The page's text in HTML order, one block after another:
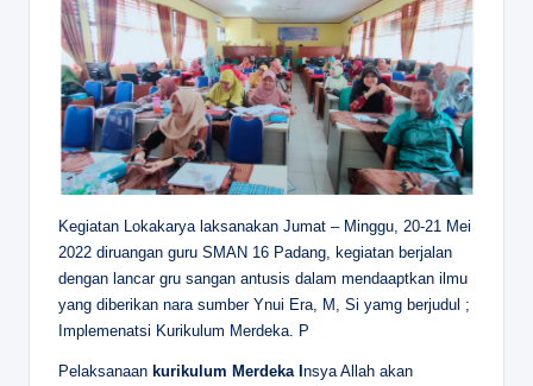
Kegiatan Lokakarya laksanakan Jumat – Minggu, 20-21 Mei
2022 diruangan guru SMAN 16 Padang, kegiatan berjalan
dengan lancar gru sangan antusis dalam mendaaptkan ilmu
yang diberikan nara sumber Ynui Era, M, Si yamg berjudul ;
Implemenatsi Kurikulum Merdeka. P
Pelaksanaan kurikulum Merdeka I nsya Allah akan